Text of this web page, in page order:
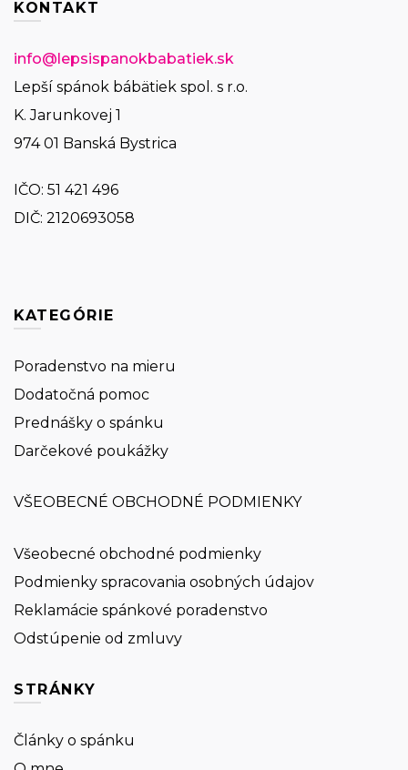
KONTAKT
info@lepsispanokbabatiek.sk
Lepší spánok bábätiek spol. s r.o.
K. Jarunkovej 1
974 01 Banská Bystrica
IČO: 51 421 496
DIČ: 2120693058
KATEGÓRIE
Poradenstvo na mieru
Dodatočná pomoc
Prednášky o spánku
Darčekové poukážky
VŠEOBECNÉ OBCHODNÉ PODMIENKY
Všeobecné obchodné podmienky
Podmienky spracovania osobných údajov
Reklamácie spánkové poradenstvo
Odstúpenie od zmluvy
STRÁNKY
Články o spánku